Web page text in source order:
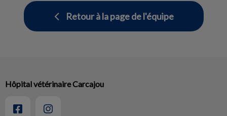
Retour à la page de l'équipe
Hôpital vétérinaire Carcajou